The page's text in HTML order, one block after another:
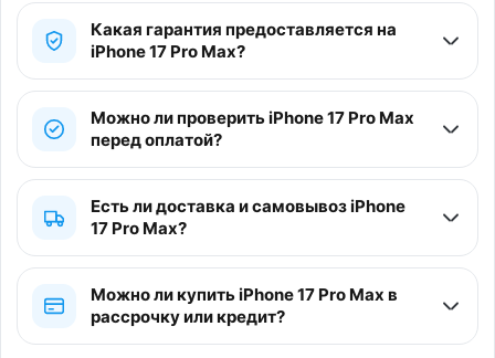
Какая гарантия предоставляется на
iPhone 17 Pro Max?
Можно ли проверить iPhone 17 Pro Max
перед оплатой?
Есть ли доставка и самовывоз iPhone
17 Pro Max?
Можно ли купить iPhone 17 Pro Max в
рассрочку или кредит?